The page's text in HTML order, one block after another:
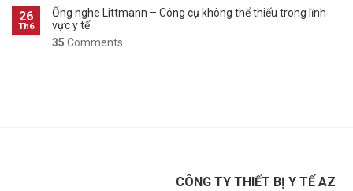
26
Th6
Ống nghe Littmann – Công cụ không thể thiếu trong lĩnh
vực y tế
35 Comments
CÔNG TY THIẾT BỊ Y TẾ AZ